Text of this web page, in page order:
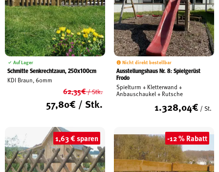
Schreinerei
Shop
Ausstellung
Infos
Kataloge
Auf Lager
Schmitte Senkrechtzaun, 250x100cm
KDI Braun, 60mm
62,35€/ Stk.
57,80€ / Stk.
57,80€.
Nicht direkt bestellbar
Ausstellungshaus Nr. 8: Spielgerüst
Frodo
Spielturm + Kletterwand +
Anbauschaukel + Rutsche
1.328,04€ / St.
1,63 € sparen -12 % Rabatt